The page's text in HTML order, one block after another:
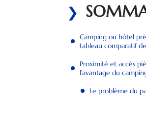
Camping ou hôtel
tableau comparatif
Proximité et accès
l’avantage du
Le problème du